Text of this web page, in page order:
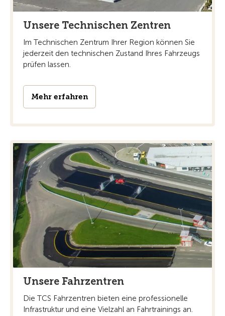
Unsere Technischen Zentren
Im Technischen Zentrum Ihrer Region können Sie
jederzeit den technischen Zustand Ihres Fahrzeugs
prüfen lassen.
Mehr erfahren
Unsere Fahrzentren
Die TCS Fahrzentren bieten eine professionelle
Infrastruktur und eine Vielzahl an Fahrtrainings an.